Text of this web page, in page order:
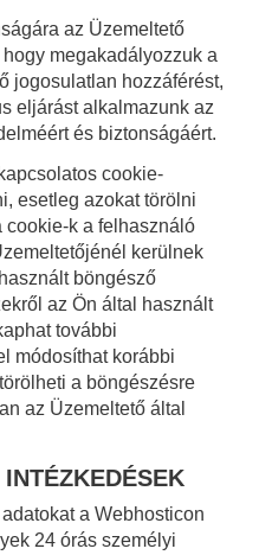
az Üzemeltető
megakadályozzuk a
jogosulatlan hozzáférést,
eljárást alkalmazunk az
és biztonságáért.
cookie-
esetleg azokat törölni
cookie-k a felhasználó
kerülnek
böngésző
az Ön által használt
további
módosíthat korábbi
a böngészésre
az Üzemeltető által
a Webhosticon
24 órás személyi